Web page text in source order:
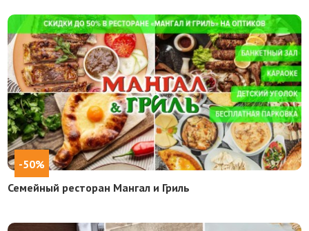
-50%
Семейный ресторан Мангал и Гриль